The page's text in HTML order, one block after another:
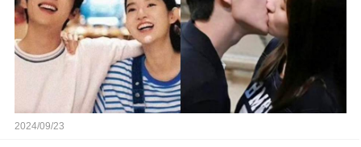
2024/09/23